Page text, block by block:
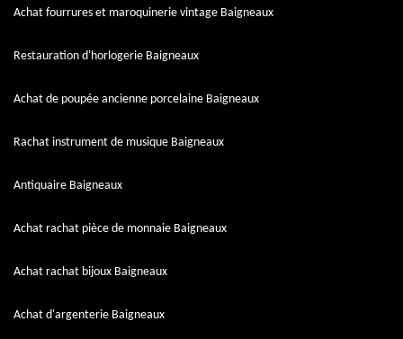
Achat fourrures et maroquinerie vintage Baigneaux
Restauration d'horlogerie Baigneaux
Achat de poupée ancienne porcelaine Baigneaux
Rachat instrument de musique Baigneaux
Antiquaire Baigneaux
Achat rachat pièce de monnaie Baigneaux
Achat rachat bijoux Baigneaux
Achat d'argenterie Baigneaux